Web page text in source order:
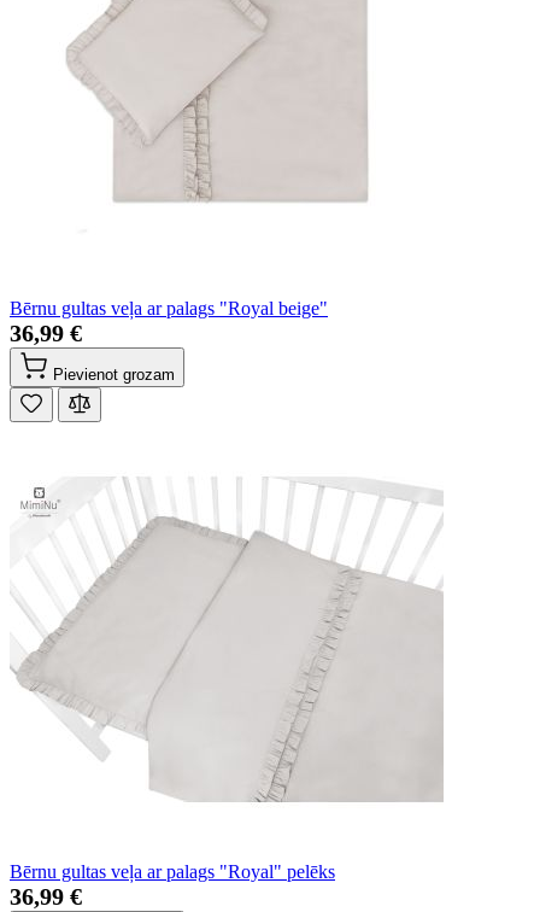
Bērnu gultas veļa ar palags "Royal beige"
36,99 €
Pievienot grozam
Bērnu gultas veļa ar palags "Royal" pelēks
36,99 €